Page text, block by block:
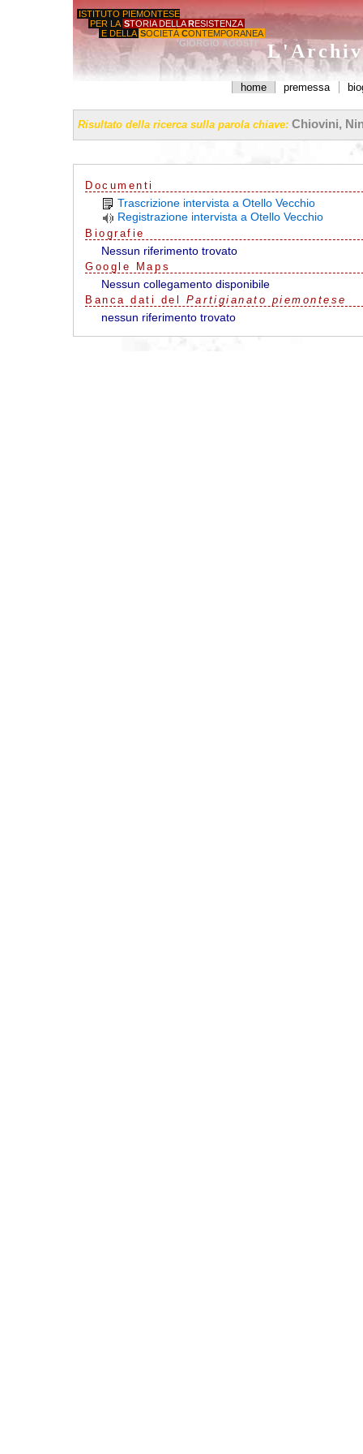
ISTITUTO PIEMONTESE
PER LA STORIA DELLA RESISTENZA
E DELLA SOCIETÀ CONTEMPORANEA
'GIORGIO AGOSTI'
home premessa
Risultato della ricerca sulla parola chiave: Chiovini,
Documenti
Trascrizione intervista a Otello Vecchio
Registrazione intervista a Otello Vecchio
Biografie
Nessun riferimento trovato
G oo g e Maps
Nessun collegamento disponibile
Banca dati del Partigianato piemontese
nessun riferimento trovato